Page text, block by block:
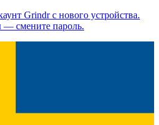
Grindr с нового устройства.
— смените пароль.